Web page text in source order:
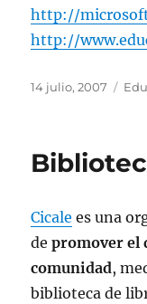
http://
http://
Publicado
14 julio, 2007
Cicale es una
depromover el
comunidad,
biblioteca de